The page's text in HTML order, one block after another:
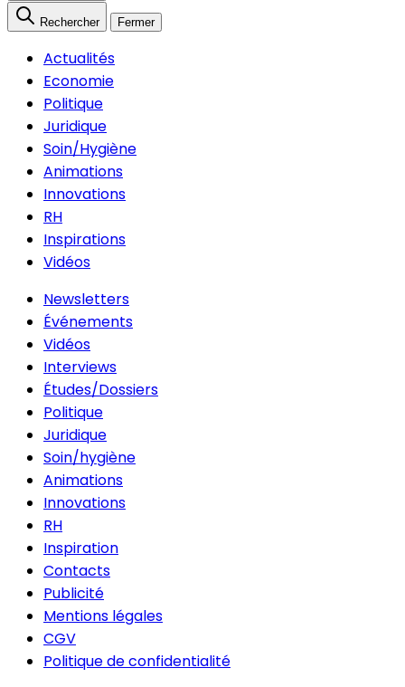
Rechercher Fermer
Actualités
Economie
Politique
Juridique
Soin/Hygiène
Animations
Innovations
RH
Inspirations
Vidéos
Newsletters
Événements
Vidéos
Interviews
Études/Dossiers
Politique
Juridique
Soin/hygiène
Animations
Innovations
RH
Inspiration
Contacts
Publicité
Mentions légales
CGV
Politique de confidentialité